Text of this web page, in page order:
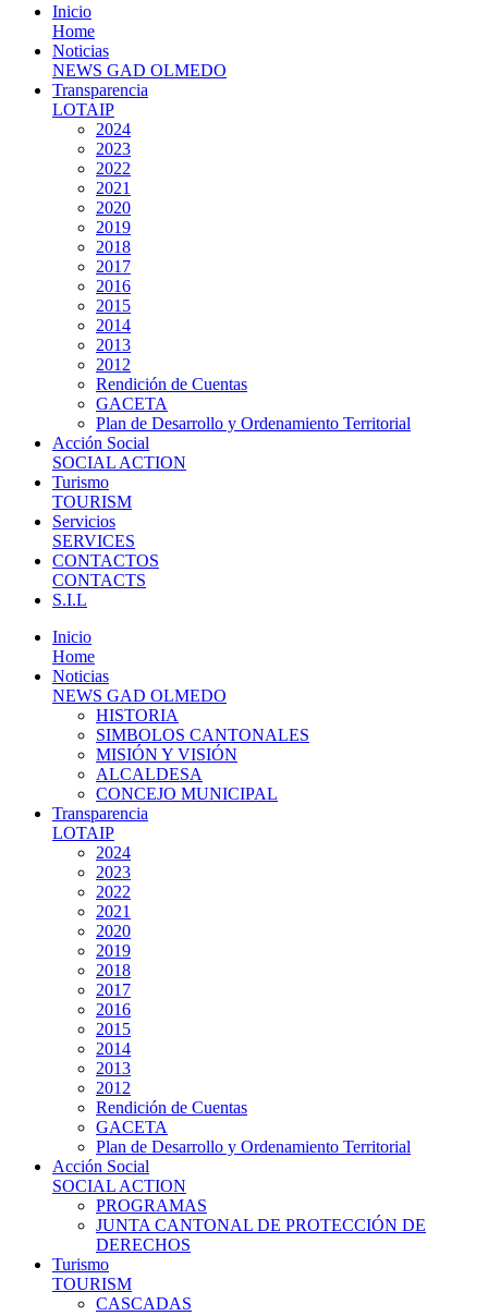
Inicio
Home
Noticias
NEWS GAD OLMEDO
Transparencia
LOTAIP
2024
2023
2022
2021
2020
2019
2018
2017
2016
2015
2014
2013
2012
Rendición de Cuentas
GACETA
Plan de Desarrollo y Ordenamiento Territorial
Acción Social
SOCIAL ACTION
Turismo
TOURISM
Servicios
SERVICES
CONTACTOS
CONTACTS
S.I.L
Inicio
Home
Noticias
NEWS GAD OLMEDO
HISTORIA
SIMBOLOS CANTONALES
MISIÓN Y VISIÓN
ALCALDESA
CONCEJO MUNICIPAL
Transparencia
LOTAIP
2024
2023
2022
2021
2020
2019
2018
2017
2016
2015
2014
2013
2012
Rendición de Cuentas
GACETA
Plan de Desarrollo y Ordenamiento Territorial
Acción Social
SOCIAL ACTION
PROGRAMAS
JUNTA CANTONAL DE PROTECCIÓN DE
DERECHOS
Turismo
TOURISM
CASCADAS